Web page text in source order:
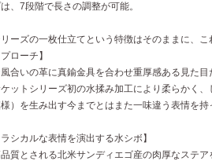
、7段階で長さの調整が可能。
リーズの一枚仕立てという特徴はそのままに、
ローチ】
合いの革に真鍮金具を合わせ重厚感ある見た目
ットシリーズ初の水揉み加工により柔らかく
）を生み出す今までとはまた一味違う表情を持
ラシカルな表情を演出する水シボ】
質とされる北米サンディエゴ産の肉厚なステア